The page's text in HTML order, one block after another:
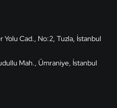
Yolu Cad., No:2, Tuzla, İstanbul
Mah., Ümraniye, İstanbul